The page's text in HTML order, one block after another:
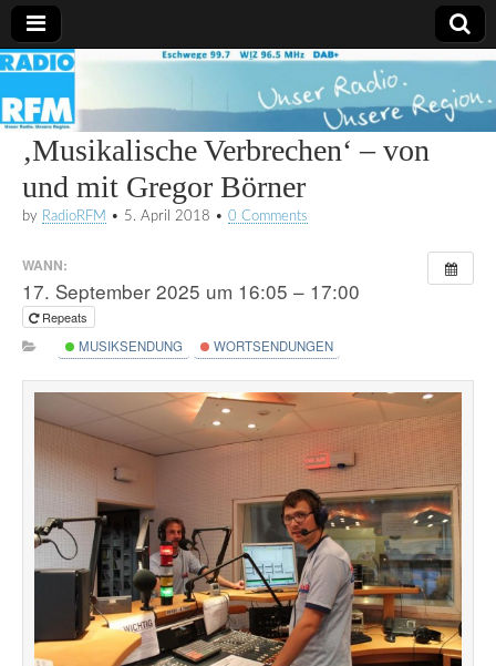
Radio
RFM
‚Musikalische Verbrechen‘ – von
und mit Gregor Börner
by RadioRFM • 5. April 2018 • 0 Comments
WANN:
17. September 2025 um 16:05 – 17:00
Repeats
MUSIKSENDUNG
WORTSENDUNGEN